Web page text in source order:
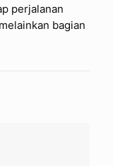
perjalanan
bagian